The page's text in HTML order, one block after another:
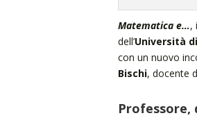
Matematica e…,
dell’Università
con un nuovo
Bischi, docente
Professore,